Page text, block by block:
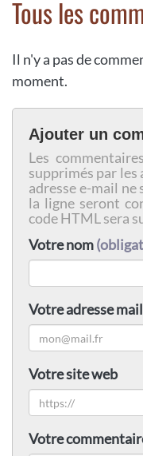
Tous les
Il n'y a pas de
moment.
Ajouter un
Les
supprimés par
adresse e-mail ne
la ligne seront
code HTML sera
Votre nom
Votre adresse mail
Votre site web
Votre